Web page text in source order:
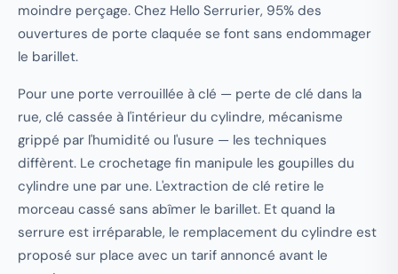
moindre perçage. Chez Hello Serrurier, 95% des
ouvertures de porte claquée se font sans endommager
le barillet.
Pour une porte verrouillée à clé — perte de clé dans la
rue, clé cassée à l'intérieur du cylindre, mécanisme
grippé par l'humidité ou l'usure — les techniques
diffèrent. Le crochetage fin manipule les goupilles du
cylindre une par une. L'extraction de clé retire le
morceau cassé sans abîmer le barillet. Et quand la
serrure est irréparable, le remplacement du cylindre est
proposé sur place avec un tarif annoncé avant le